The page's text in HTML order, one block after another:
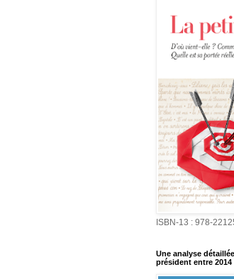
ISBN-13 : 978-
Une analyse
président entre 2014